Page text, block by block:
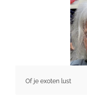
Of je exoten lust